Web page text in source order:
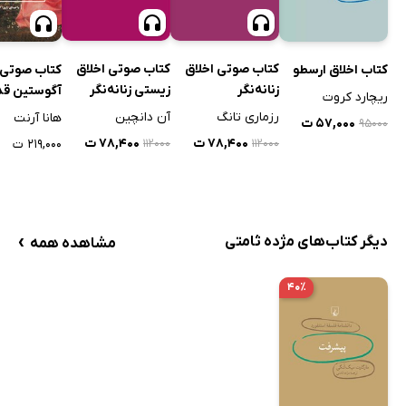
کتاب اخلاق ارسطو
ریچارد کروت
۹۵۰۰۰ ۵۷,۰۰۰ ت
کتاب صوتی اخلاق
زنانه‌نگر
رزماری تانگ
۱۱۲۰۰۰ ۷۸,۴۰۰ ت
کتاب صوتی اخلاق
زیستی زنانه‌نگر
آن دانچین
۱۱۲۰۰۰ ۷۸,۴۰۰ ت
کتاب
آگوستین
هانا آرنت
۲۱۹,۰۰۰ ت
دیگر کتاب‌های مژده ثامتی مشاهده همه ›
۴۰٪